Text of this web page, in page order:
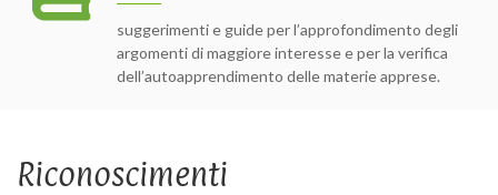
suggerimenti e guide per l’approfondimento degli
argomenti di maggiore interesse e per la verifica
dell’autoapprendimento delle materie apprese.
Riconoscimenti